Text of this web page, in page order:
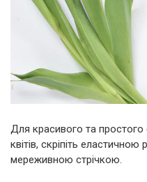
Для красивого та простого
квітів, скріпіть
мереживною стрічкою.